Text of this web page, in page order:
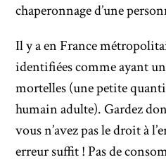
chaperonnage d’une
Il y a en France
identifiées comme ayant
mortelles (une petite
humain adulte). Gardez
vous n’avez pas le droit à
erreur suffit ! Pas de